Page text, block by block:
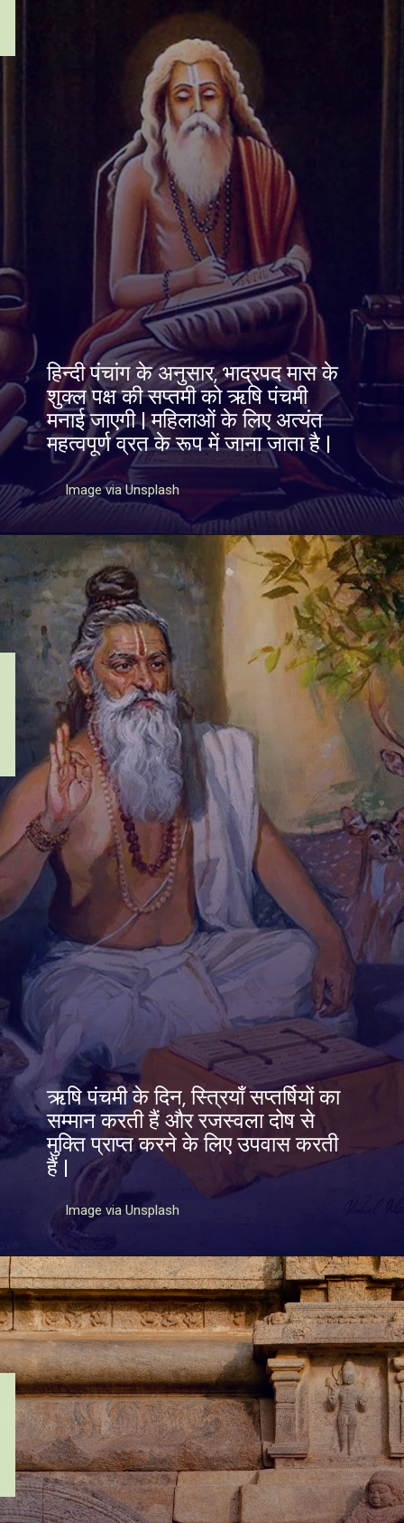
हिन्दी पंचांग के अनुसार, भाद्रपद मास के
शुक्ल पक्ष की सप्तमी को ऋषि पंचमी
मनाई जाएगी | महिलाओं के लिए अत्यंत
महत्वपूर्ण व्रत के रूप में जाना जाता है |
Image via Unsplash
ऋषि पंचमी के दिन, स्त्रियाँ सप्तर्षियों का
सम्मान करती हैं और रजस्वला दोष से
मुक्ति प्राप्त करने के लिए उपवास करती
हैं |
Image via Unsplash